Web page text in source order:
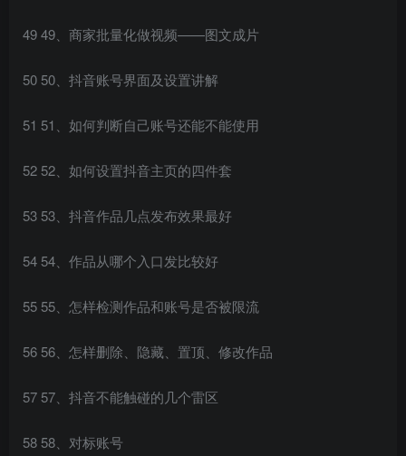
49 49、商家批量化做视频——图文成片
50 50、抖音账号界面及设置讲解
51 51、如何判断自己账号还能不能使用
52 52、如何设置抖音主页的四件套
53 53、抖音作品几点发布效果最好
54 54、作品从哪个入口发比较好
55 55、怎样检测作品和账号是否被限流
56 56、怎样删除、隐藏、置顶、修改作品
57 57、抖音不能触碰的几个雷区
58 58、对标账号